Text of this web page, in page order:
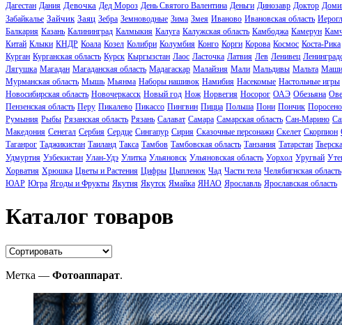
Дагестан Дания Девочка Дед Мороз День Святого Валентина Деньги Динозавр Доктор
Забайкалье Зайчик Заяц Зебра Земноводные Зима Змея Иваново Ивановская область
Балкария Казань Калининград Калмыкия Калуга Калужская область Камбоджа Камерун
Китай Клыки КНДР Коала Козел Колибри Колумбия Конго Корги Корова Космос Коста-Рика
Курган Курганская область Курск Кыргызстан Лаос Ласточка Латвия Лев Ленивец
Лягушка Магадан Магаданская область Мадагаскар Малайзия Мали Мальдивы Мальта
Мурманская область Мышь Мьянма Наборы нашивок Намибия Насекомые Настольные игры
Новосибирская область Новочеркасск Новый год Нож Норвегия Носорог ОАЭ Обезьяна
Пензенская область Перу Пикалево Пикассо Пингвин Пицца Польша Пони Пончик
Румыния Рыбы Рязанская область Рязань Салават Самара Самарская область Сан-Марино
Македония Сенегал Сербия Сердце Сингапур Сирия Сказочные персонажи Скелет Скорпион
Таганрог Таджикистан Таиланд Такса Тамбов Тамбовская область Танзания Татарстан
Удмуртия Узбекистан Улан-Удэ Улитка Ульяновск Ульяновская область Уорхол Уругвай
Хорватия Хрюшка Цветы и Растения Цифры Цыпленок Чад Части тела Челябигнская область
ЮАР Югра Ягоды и Фрукты Якутия Якутск Ямайка ЯНАО Ярославль Ярославская область
Каталог товаров
Метка — Фотоаппарат.